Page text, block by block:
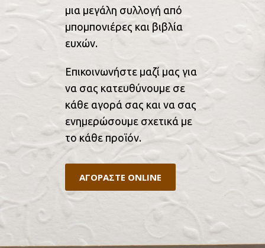
μια μεγάλη συλλογή από
μπομπονιέρες και βιβλία
ευχών.
Επικοινωνήστε μαζί μας για
να σας κατευθύνουμε σε
κάθε αγορά σας και να σας
ενημερώσουμε σχετικά με
το κάθε προϊόν.
ΑΓΟΡΑΣΤΕ ONLINE